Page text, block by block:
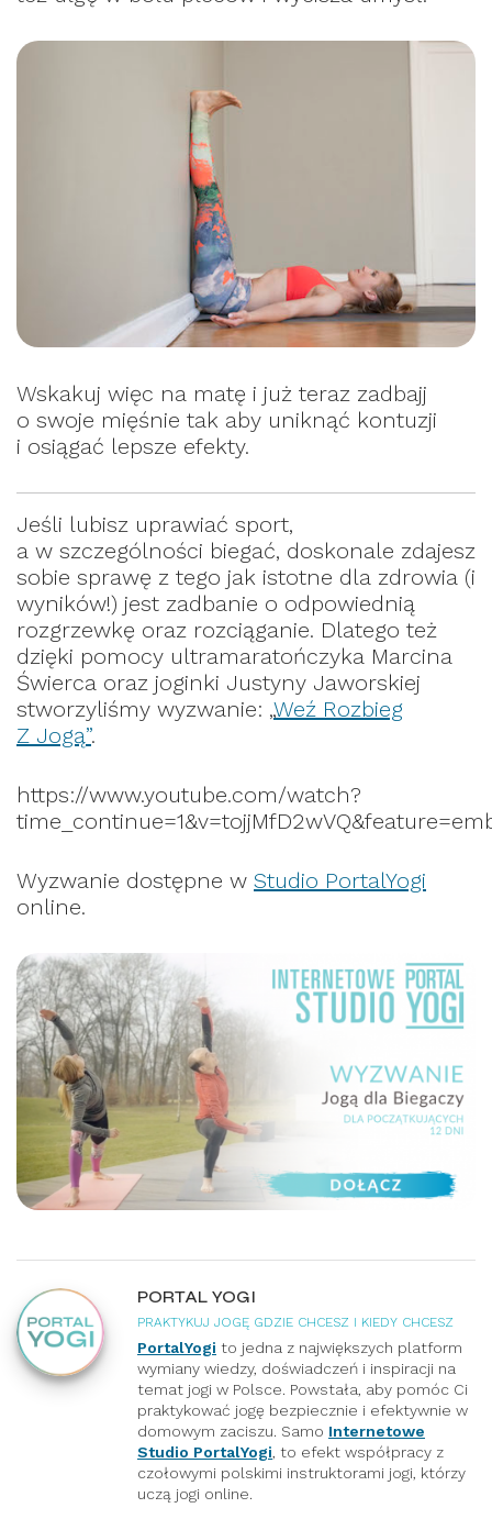
Wskakuj więc na matę i już teraz zadbajj
o swoje mięśnie tak aby uniknąć kontuzji
i osiągać lepsze efekty.
Jeśli lubisz uprawiać sport,
a w szczególności biegać, doskonale zdajesz
sobie sprawę z tego jak istotne dla zdrowia (i
wyników!) jest zadbanie o odpowiednią
rozgrzewkę oraz rozciąganie. Dlatego też
dzięki pomocy ultramaratończyka Marcina
Świerca oraz joginki Justyny Jaworskiej
stworzyliśmy wyzwanie: „Weź Rozbieg
Z Jogą”.
https://www.youtube.com/watch?
Wyzwanie dostępne w Studio PortalYogi
online.
PORTAL YOGI
PRAKTYKUJ JOGĘ GDZIE CHCESZ I KIEDY CHCESZ
PortalYogi to jedna z największych platform
wymiany wiedzy, doświadczeń i inspiracji na
temat jogi w Polsce. Powstała, aby pomóc Ci
praktykować jogę bezpiecznie i efektywnie w
domowym zaciszu. Samo Internetowe
Studio PortalYogi, to efekt współpracy z
czołowymi polskimi instruktorami jogi, którzy
uczą jogi online.